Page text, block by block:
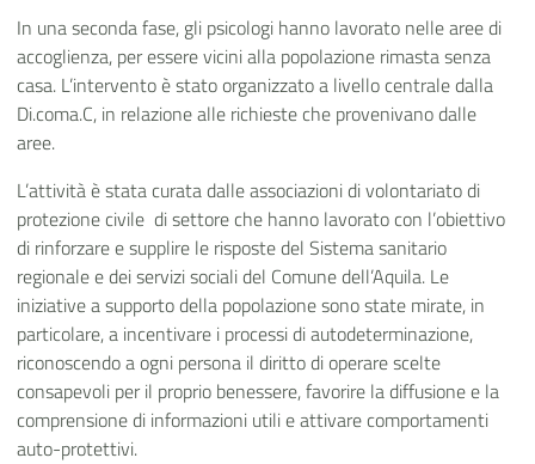
In una seconda fase, gli psicologi hanno lavorato nelle aree di
accoglienza, per essere vicini alla popolazione rimasta senza
casa. L’intervento è stato organizzato a livello centrale dalla
Di.coma.C, in relazione alle richieste che provenivano dalle
aree.
L’attività è stata curata dalle associazioni di volontariato di
protezione civile di settore che hanno lavorato con l’obiettivo
di rinforzare e supplire le risposte del Sistema sanitario
regionale e dei servizi sociali del Comune dell’Aquila. Le
iniziative a supporto della popolazione sono state mirate, in
particolare, a incentivare i processi di autodeterminazione,
riconoscendo a ogni persona il diritto di operare scelte
consapevoli per il proprio benessere, favorire la diffusione e la
comprensione di informazioni utili e attivare comportamenti
auto-protettivi.